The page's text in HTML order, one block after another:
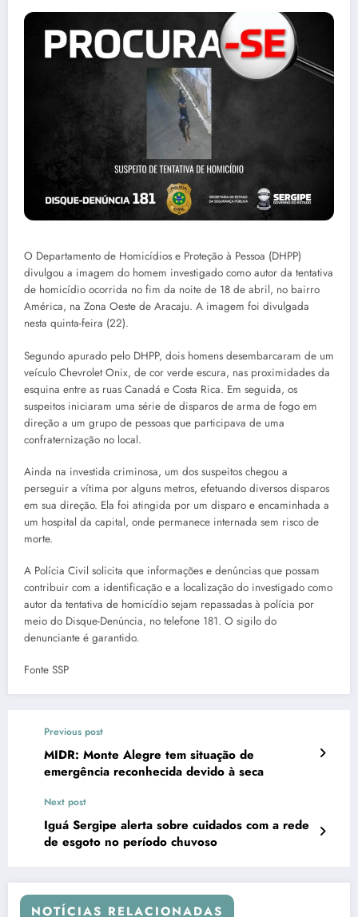
O Departamento de Homicídios e Proteção à Pessoa (DHPP)
divulgou a imagem do homem investigado como autor da tentativa
de homicídio ocorrida no fim da noite de 18 de abril, no bairro
América, na Zona Oeste de Aracaju. A imagem foi divulgada
nesta quinta-feira (22).
Segundo apurado pelo DHPP, dois homens desembarcaram de um
veículo Chevrolet Onix, de cor verde escura, nas proximidades da
esquina entre as ruas Canadá e Costa Rica. Em seguida, os
suspeitos iniciaram uma série de disparos de arma de fogo em
direção a um grupo de pessoas que participava de uma
confraternização no local.
Ainda na investida criminosa, um dos suspeitos chegou a
perseguir a vítima por alguns metros, efetuando diversos disparos
em sua direção. Ela foi atingida por um disparo e encaminhada a
um hospital da capital, onde permanece internada sem risco de
morte.
A Polícia Civil solicita que informações e denúncias que possam
contribuir com a identificação e a localização do investigado como
autor da tentativa de homicídio sejam repassadas à polícia por
meio do Disque-Denúncia, no telefone 181. O sigilo do
denunciante é garantido.
Fonte SSP
Previous post
MIDR: Monte Alegre tem situação de
emergência reconhecida devido à seca
Next post
Iguá Sergipe alerta sobre cuidados com a rede
de esgoto no período chuvoso
NOTÍCIAS RELACIONADAS